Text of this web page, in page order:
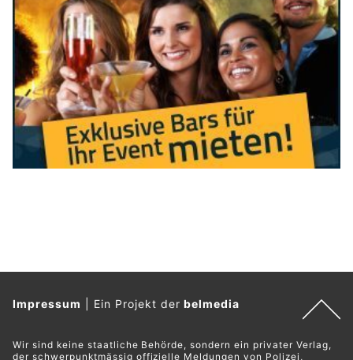
Impressum Ein Projekt derbelmedia
Wir sind keine staatliche Behörde, sondern ein privater Verlag,
der schwerpunktmässig offizielle Meldungen von Polizei,